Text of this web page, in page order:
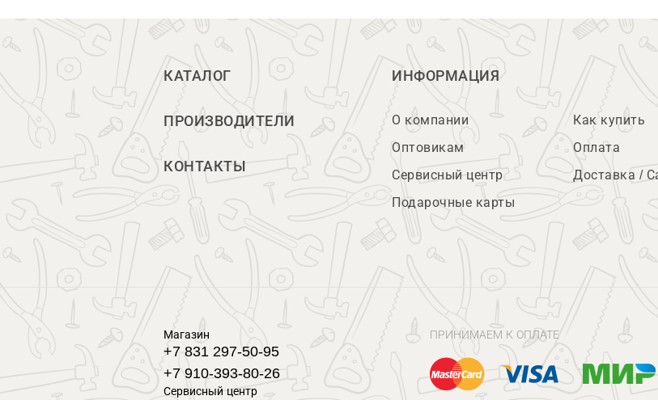
КАТАЛОГ
ПРОИЗВОДИТЕЛИ
КОНТАКТЫ
ИНФОРМАЦИЯ
О компании
Оптовикам
Сервисный центр
Подарочные карты
Как купить
Оплата
Доставка /
Магазин
+7 831 297-50-95
+7 910-393-80-26
Сервисный центр
ПРИНИМАЕМ К ОПЛАТЕ